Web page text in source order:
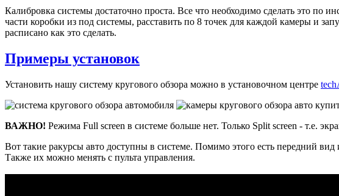
Калибровка системы достаточно проста. Все что необходимо сделать это
части коробки из под системы, расставить по 8 точек для каждой камеры и
расписано как это сделать.
Примеры установок
Установить нашу систему кругового обзора можно в установочном центре
ВАЖНО! Режима Full screen в системе больше нет. Только Split screen - т.е.
Вот такие ракурсы авто доступны в системе. Помимо этого есть передний
Также их можно менять с пульта управления.